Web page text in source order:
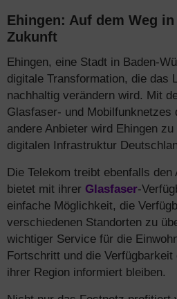
Ehingen: Auf dem Weg
Zukunft
Ehingen, eine Stadt in Baden-
digitale Transformation, die das
nachhaltig verändern wird. Mit
Glasfaser- und Mobilfunknetzes
andere Anbieter wird Ehingen
digitalen Infrastruktur
Die Telekom treibt ebenfalls den
bietet mit ihrer Glasfaser-
einfache Möglichkeit, die
verschiedenen Standorten zu
wichtiger Service für die
Fortschritt und die
ihrer Region informiert bleiben.